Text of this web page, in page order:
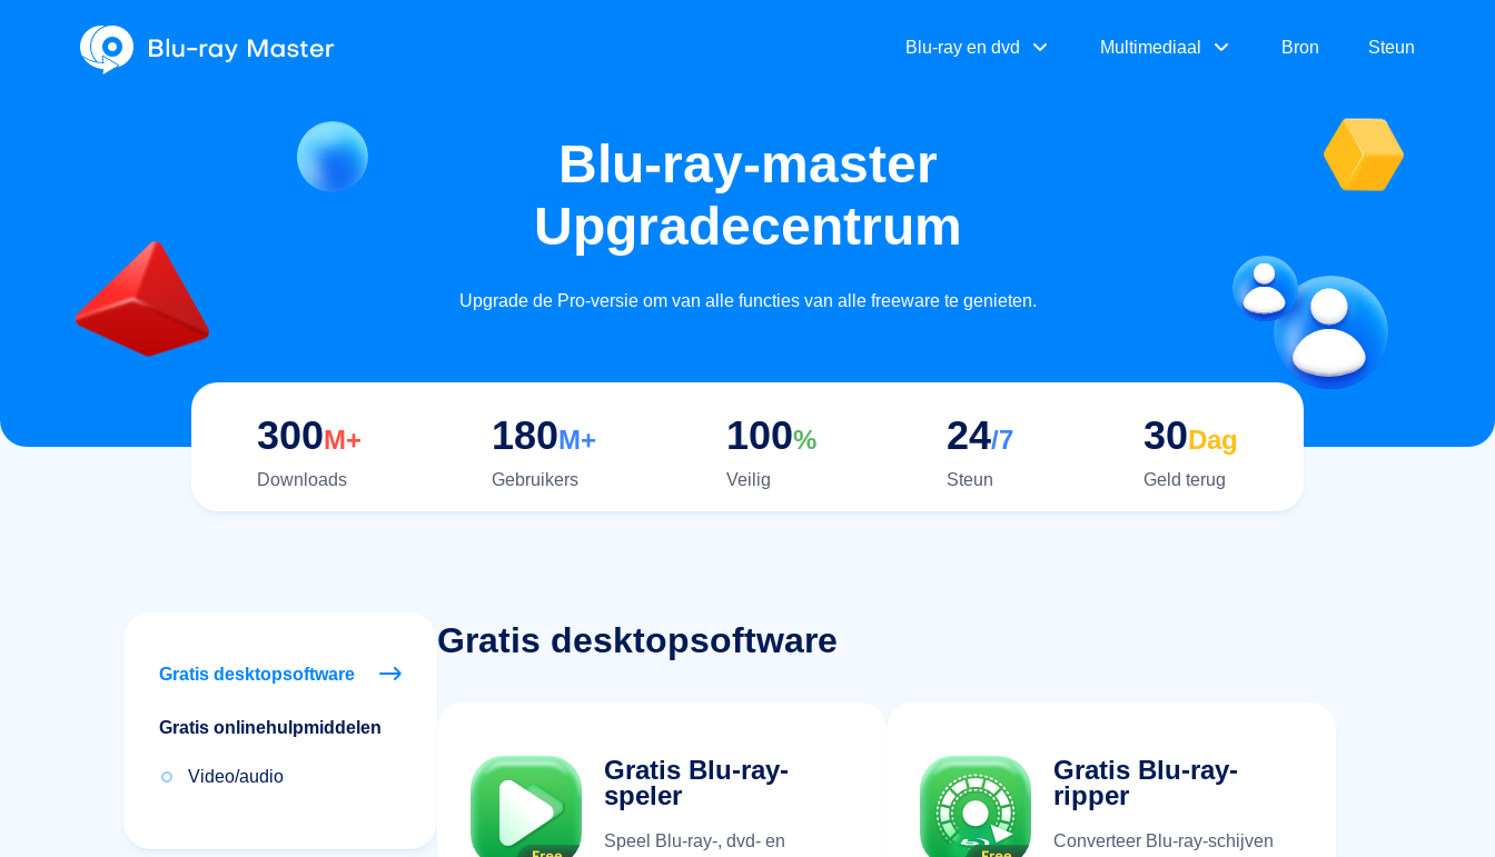
Blu-ray en dvd Multimediaal Bron Steun
Blu-ray-master
Upgradecentrum
Upgrade de Pro-versie om van alle functies van alle freeware te genieten.
300M+
Downloads
180M+
Gebruikers
100%
Veilig
24/7
Steun
30Dag
Geld terug
Gratis desktopsoftware
Gratis onlinehulpmiddelen
Video/audio
Gratis desktopsoftware
Gratis Blu-ray-
speler
Speel Blu-ray-, dvd- en
Gratis Blu-ray-
ripper
Converteer Blu-ray-schijven